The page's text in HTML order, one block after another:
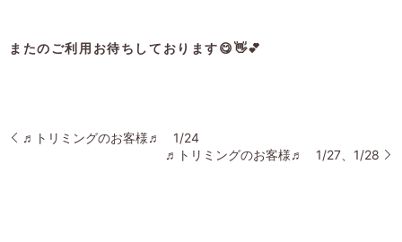
またのご利用お待ちしております😋👋💕
♬トリミングのお客様♬ 1/24
♬トリミングのお客様♬ 1/27、1/28